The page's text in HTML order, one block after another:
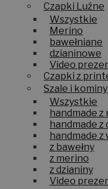
Czapki Luźne
Wszystkie
Merino
bawełniane
dzianinowe
Video
Czapki z
Szale i kominy
Wszystkie
handmade z
handmade
handmade z
z bawełny
z merino
z dzianiny
Video